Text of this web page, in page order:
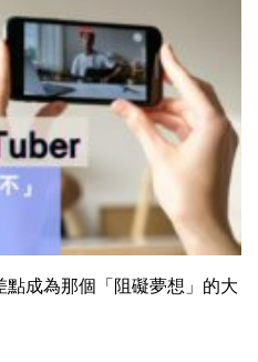
點成為那個「阻礙夢想」的大